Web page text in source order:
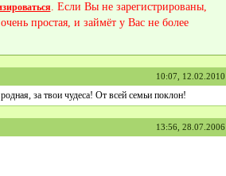
. Если Вы не зарегистрированы,
простая, и займёт у Вас не более
10:07, 12.02.2010
за твои чудеса! От всей семьи поклон!
13:56, 28.07.2006